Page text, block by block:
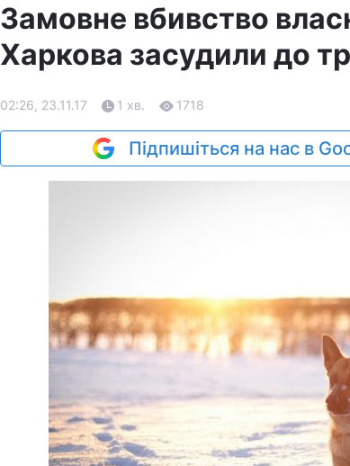
Замовне вбивство
Харкова засудили до
02:26, 23.11.17 1 хв. 1718
Підпишіться на нас в